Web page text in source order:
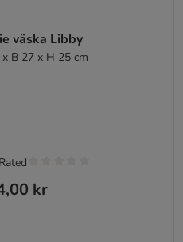
väska Libby
B 27 x H 25 cm
kr